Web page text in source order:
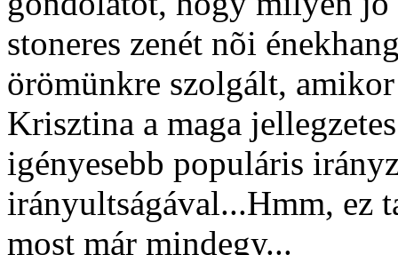
stoneres zenét nõi
örömünkre szolgált,
Krisztina a maga
igényesebb populáris
irányultságával...Hmm, ez
most már mindegy...